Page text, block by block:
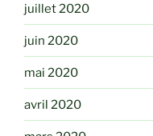
juillet 2020
juin 2020
mai 2020
avril 2020